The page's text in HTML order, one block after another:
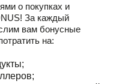
о покупках и
За каждый
вам бонусные
на: